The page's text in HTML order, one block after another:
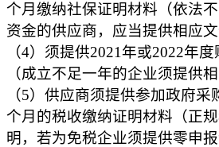
个月缴纳社保证明材料（依法
资金的供应商，应当提供相应文
（4）须提供2021年或2022年
（成立不足一年的企业须提供
（5）供应商须提供参加政府
个月的税收缴纳证明材料（正
明，若为免税企业须提供零申